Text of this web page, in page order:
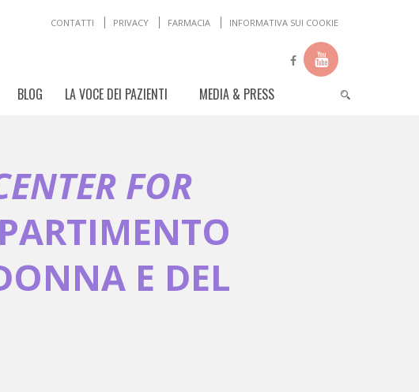
CONTATTI PRIVACY FARMACIA INFORMATIVA SUI COOKIE
BLOG LA VOCE DEI PAZIENTI MEDIA & PRESS
FOR
E DEL